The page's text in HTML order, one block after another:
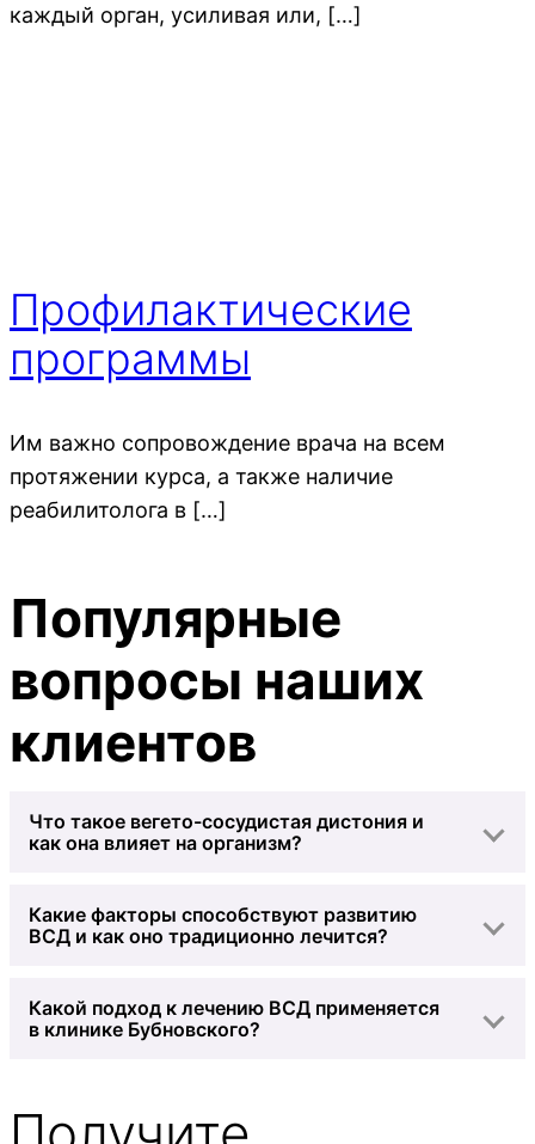
каждый орган, усиливая или, […]
Профилактические
программы
Им важно сопровождение врача на всем
протяжении курса, а также наличие
реабилитолога в […]
Популярные
вопросы наших
клиентов
Что такое вегето-сосудистая дистония и
как она влияет на организм?
Какие факторы способствуют развитию
ВСД и как оно традиционно лечится?
Какой подход к лечению ВСД применяется
в клинике Бубновского?